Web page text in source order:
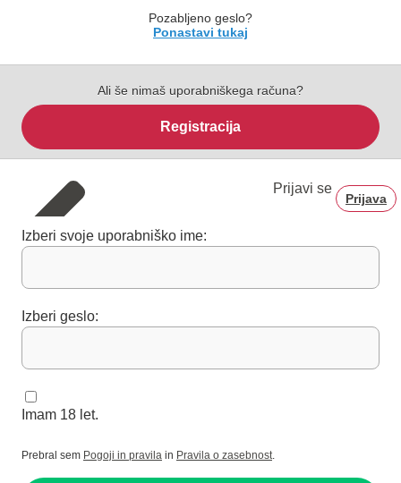
Pozabljeno geslo?
Ponastavi tukaj
Ali še nimaš uporabniškega računa?
Registracija
Prijavi se
Prijava
Izberi svoje uporabniško ime:
Izberi geslo:
Imam 18 let.
Prebral sem Pogoji in pravila in Pravila o zasebnost.